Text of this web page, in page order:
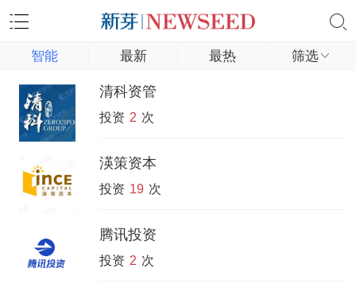
智能 最新 最热 筛选
清科资管
投资 2 次
渶策资本
投资 19 次
腾讯投资
投资 2 次